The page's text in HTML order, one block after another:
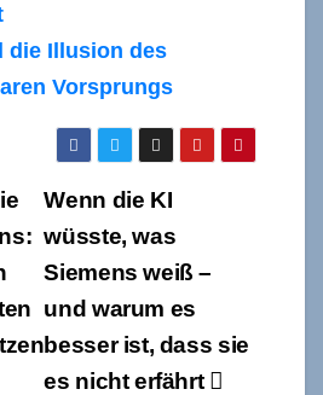
die Illusion des
Vorsprungs
Wenn die KI
wüsste, was
Siemens weiß –
und warum es
besser ist, dass sie
es nicht erfährt